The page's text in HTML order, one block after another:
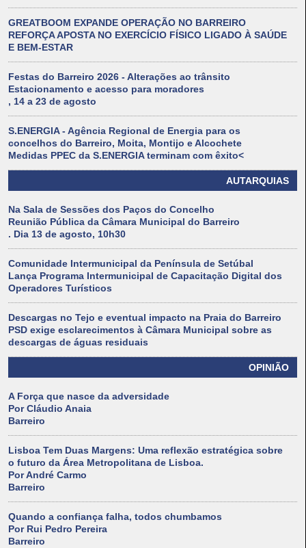
GREATBOOM EXPANDE OPERAÇÃO NO BARREIRO
REFORÇA APOSTA NO EXERCÍCIO FÍSICO LIGADO À SAÚDE
E BEM-ESTAR
Festas do Barreiro 2026 - Alterações ao trânsito
Estacionamento e acesso para moradores
, 14 a 23 de agosto
S.ENERGIA - Agência Regional de Energia para os
concelhos do Barreiro, Moita, Montijo e Alcochete
Medidas PPEC da S.ENERGIA terminam com êxito<
AUTARQUIAS
Na Sala de Sessões dos Paços do Concelho
Reunião Pública da Câmara Municipal do Barreiro
. Dia 13 de agosto, 10h30
Comunidade Intermunicipal da Península de Setúbal
Lança Programa Intermunicipal de Capacitação Digital dos
Operadores Turísticos
Descargas no Tejo e eventual impacto na Praia do Barreiro
PSD exige esclarecimentos à Câmara Municipal sobre as
descargas de águas residuais
OPINIÃO
A Força que nasce da adversidade
Por Cláudio Anaia
Barreiro
Lisboa Tem Duas Margens: Uma reflexão estratégica sobre
o futuro da Área Metropolitana de Lisboa.
Por André Carmo
Barreiro
Quando a confiança falha, todos chumbamos
Por Rui Pedro Pereira
Barreiro